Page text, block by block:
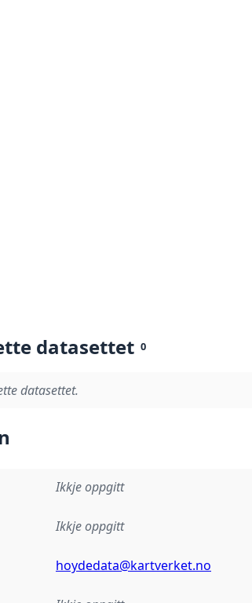
datasettet 0
datasettet.
Ikkje oppgitt
Ikkje oppgitt
hoydedata@kartverket.no